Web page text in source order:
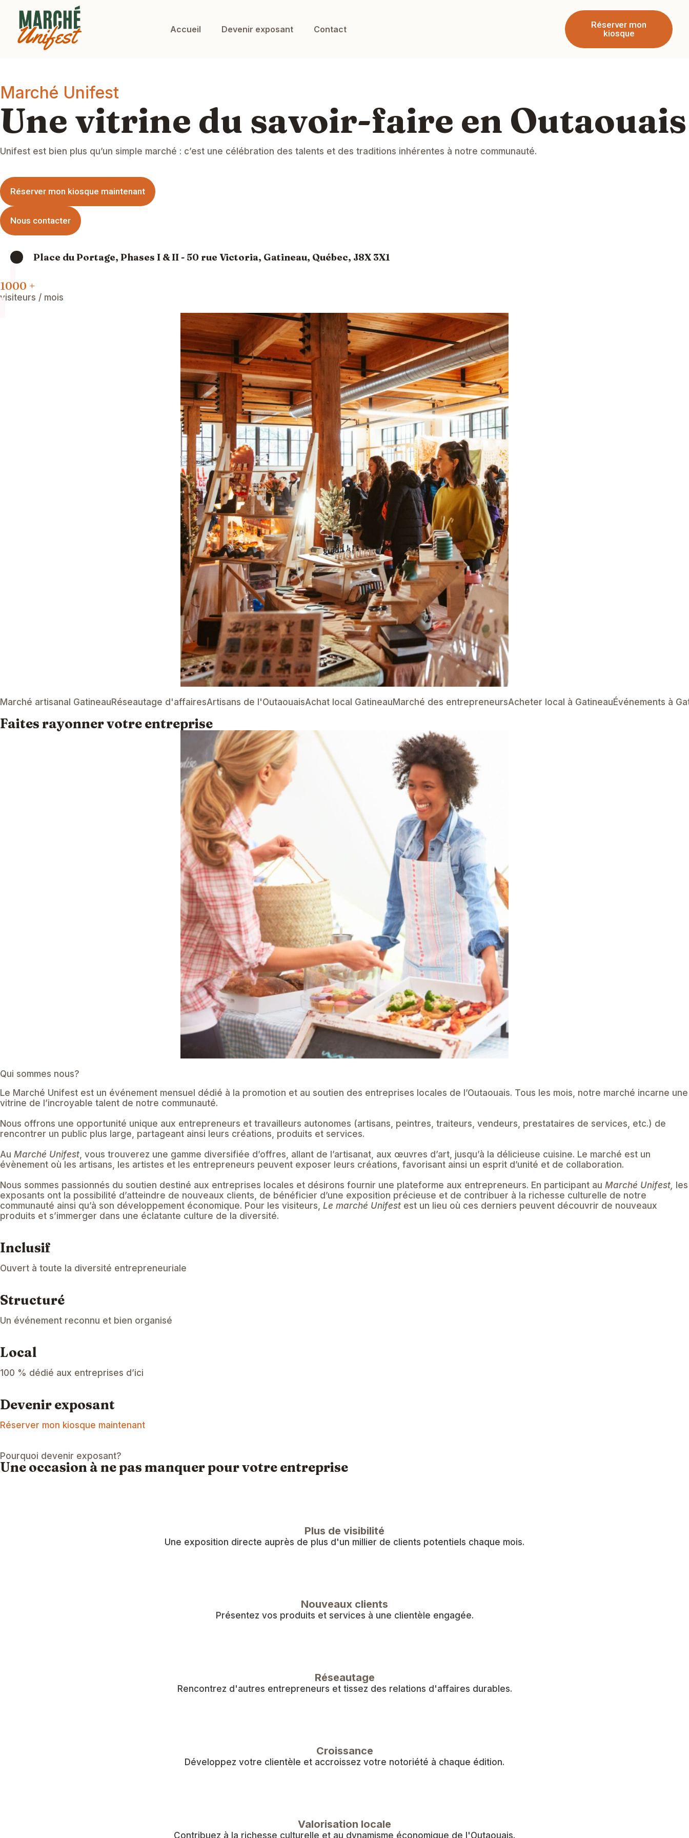
Accueil Devenir exposant Contact
Réserver mon
kiosque
Marché Unifest
Une vitrine du savoir-faire en Outaouais
Unifest est bien plus qu’un simple marché : c’est une célébration des talents et des traditions inhérentes à notre communauté.
Réserver mon kiosque maintenant
Nous contacter
Place du Portage, Phases I & II - 50 rue Victoria, Gatineau, Québec, J8X 3X1
1000 +
visiteurs / mois
Marché artisanal GatineauRéseautage d'affairesArtisans de l'OutaouaisAchat local GatineauMarché des entrepreneursAcheter local à GatineauÉvénements à
Faites rayonner votre entreprise
Qui sommes nous?
Le Marché Unifest est un événement mensuel dédié à la promotion et au soutien des entreprises locales de l’Outaouais. Tous les mois, notre marché incarne une
vitrine de l’incroyable talent de notre communauté.
Nous offrons une opportunité unique aux entrepreneurs et travailleurs autonomes (artisans, peintres, traiteurs, vendeurs, prestataires de services, etc.) de
rencontrer un public plus large, partageant ainsi leurs créations, produits et services.
Au Marché Unifest , vous trouverez une gamme diversifiée d’offres, allant de l’artisanat, aux œuvres d’art, jusqu’à la délicieuse cuisine. Le marché est un
évènement où les artisans, les artistes et les entrepreneurs peuvent exposer leurs créations, favorisant ainsi un esprit d’unité et de collaboration.
Nous sommes passionnés du soutien destiné aux entreprises locales et désirons fournir une plateforme aux entrepreneurs. En participant au Marché Unifest, les
exposants ont la possibilité d’atteindre de nouveaux clients, de bénéficier d’une exposition précieuse et de contribuer à la richesse culturelle de notre
communauté ainsi qu’à son développement économique. Pour les visiteurs, Le marché Unifest est un lieu où ces derniers peuvent découvrir de nouveaux
produits et s’immerger dans une éclatante culture de la diversité.
Inclusif
Ouvert à toute la diversité entrepreneuriale
Structuré
Un événement reconnu et bien organisé
Local
100 % dédié aux entreprises d’ici
Devenir exposant
Réserver mon kiosque maintenant
Pourquoi devenir exposant?
Une occasion à ne pas manquer pour votre entreprise
Plus de visibilité
Une exposition directe auprès de plus d'un millier de clients potentiels chaque mois.
Nouveaux clients
Présentez vos produits et services à une clientèle engagée.
Réseautage
Rencontrez d'autres entrepreneurs et tissez des relations d'affaires durables.
Croissance
Développez votre clientèle et accroissez votre notoriété à chaque édition.
Valorisation locale
Contribuez à la richesse culturelle et au dynamisme économique de l'Outaouais.